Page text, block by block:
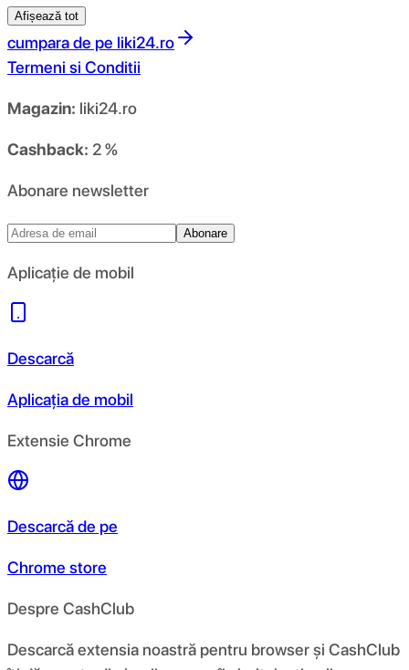
Afișează tot
cumpara de pe liki24.ro
Termeni si Conditii
Magazin: liki24.ro
Cashback: 2 %
Abonare newsletter
Abonare
Aplicație de mobil
Descarcă
Aplicația de mobil
Extensie Chrome
Descarcă de pe
Chrome store
Despre CashClub
Descarcă extensia noastră pentru browser și CashClub